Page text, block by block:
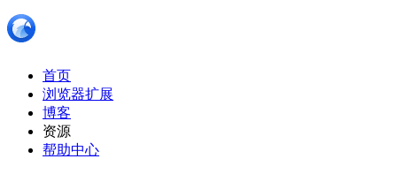
首页
浏览器扩展
博客
资源
帮助中心